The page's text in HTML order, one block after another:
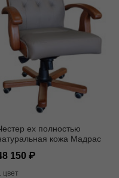
ех полностью
кожа Мадрас
150
цвет